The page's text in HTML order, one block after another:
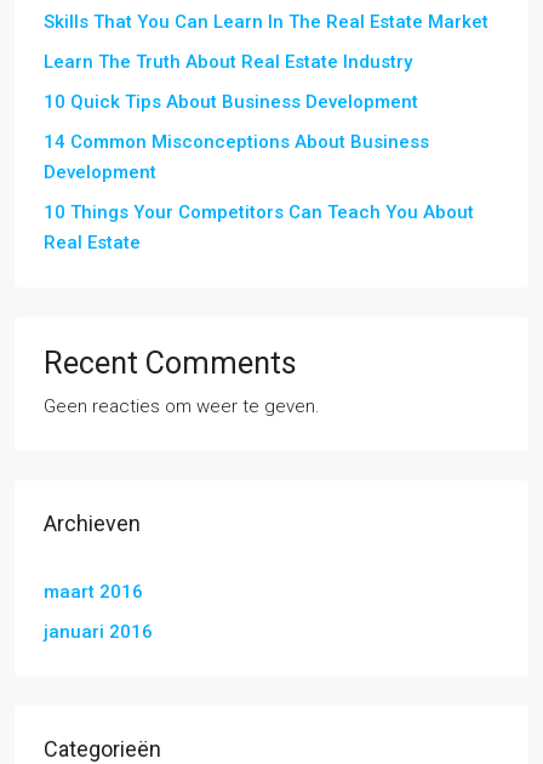
Skills That You Can Learn In The Real Estate Market
Learn The Truth About Real Estate Industry
10 Quick Tips About Business Development
14 Common Misconceptions About Business
Development
10 Things Your Competitors Can Teach You About
Real Estate
Recent Comments
Geen reacties om weer te geven.
Archieven
maart 2016
januari 2016
Categorieën